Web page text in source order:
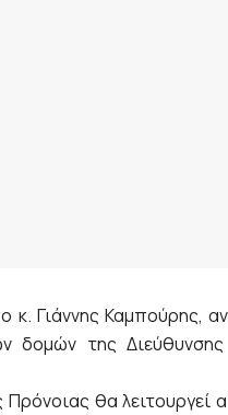
Γιάννης Καμπούρης,
δομών της Διεύθυνσης
θα λειτουργεί